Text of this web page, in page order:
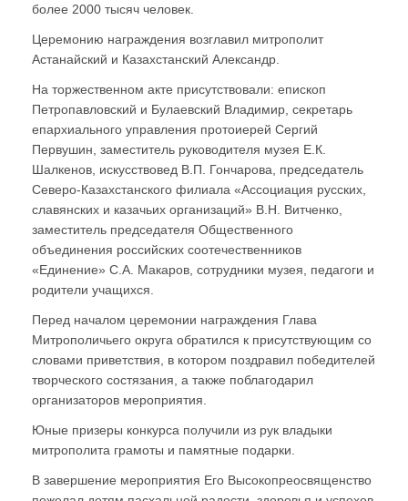
более 2000 тысяч человек.
Церемонию награждения возглавил митрополит
Астанайский и Казахстанский Александр.
На торжественном акте присутствовали: епископ
Петропавловский и Булаевский Владимир, секретарь
епархиального управления протоиерей Сергий
Первушин, заместитель руководителя музея Е.К.
Шалкенов, искусствовед В.П. Гончарова, председатель
Северо-Казахстанского филиала «Ассоциация русских,
славянских и казачьих организаций» В.Н. Витченко,
заместитель председателя Общественного
объединения российских соотечественников
«Единение» С.А. Макаров, сотрудники музея, педагоги и
родители учащихся.
Перед началом церемонии награждения Глава
Митрополичьего округа обратился к присутствующим со
словами приветствия, в котором поздравил победителей
творческого состязания, а также поблагодарил
организаторов мероприятия.
Юные призеры конкурса получили из рук владыки
митрополита грамоты и памятные подарки.
В завершение мероприятия Его Высокопреосвященство